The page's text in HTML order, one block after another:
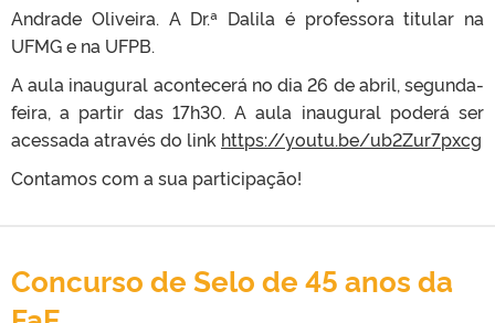
Andrade Oliveira. A Dr.ª Dalila é professora titular na
UFMG e na UFPB.
A aula inaugural acontecerá no dia 26 de abril, segunda-
feira, a partir das 17h30. A aula inaugural poderá ser
acessada através do link https://youtu.be/ub2Zur7pxcg
Contamos com a sua participação!
Concurso de Selo de 45 anos da